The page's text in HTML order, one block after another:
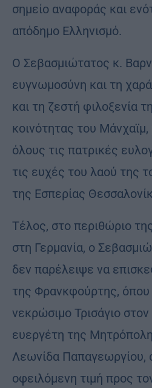
σημείο αναφοράς και
απόδημο Ελληνισμό.
Ο Σεβασμιώτατος κ.
ευγνωμοσύνη και τη
και τη ζεστή φιλοξενία
κοινότητας του
όλους τις πατρικές
τις ευχές του λαού της
της Εσπερίας
Τέλος, στο περιθώριο
στη Γερμανία, ο
δεν παρέλειψε να
της Φρανκφούρτης, όπου
νεκρώσιμο Τρισάγιο
ευεργέτη της
Λεωνίδα Παπαγεωργίου,
οφειλόμενη τιμή προς